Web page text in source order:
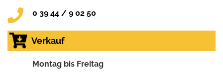
0 39 44 / 9 02 50
Verkauf
Montag bis Freitag